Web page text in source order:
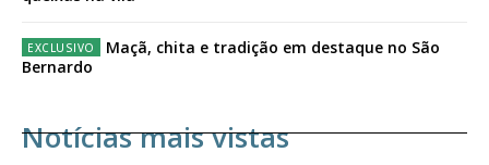
Maçã, chita e tradição em destaque no São
Bernardo
Notícias mais vistas